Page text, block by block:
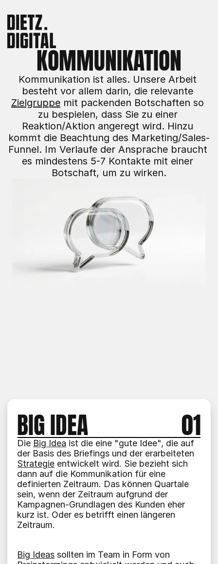
KOMMUNIKATION
Kommunikation ist alles. Unsere Arbeit
Zielgruppe mit packenden Botschaften so
zu bespielen, dass Sie zu einer
Reaktion/Aktion angeregt wird. Hinzu
kommt die Beachtung des Marketing/Sales-
Funnel. Im Verlaufe der Ansprache braucht
es mindestens 5-7 Kontakte mit einer
Botschaft, um zu wirken.
BIG IDEA 01
Die Big Idea ist die eine "gute Idee", die auf
Strategie entwickelt wird. Sie bezieht sich
dann auf die Kommunikation für eine
definierten Zeitraum. Das können Quartale
sein, wenn der Zeitraum aufgrund der
Kampagnen-Grundlagen des Kunden eher
kurz ist. Oder es betrifft einen längeren
Zeitraum.
Big Ideas